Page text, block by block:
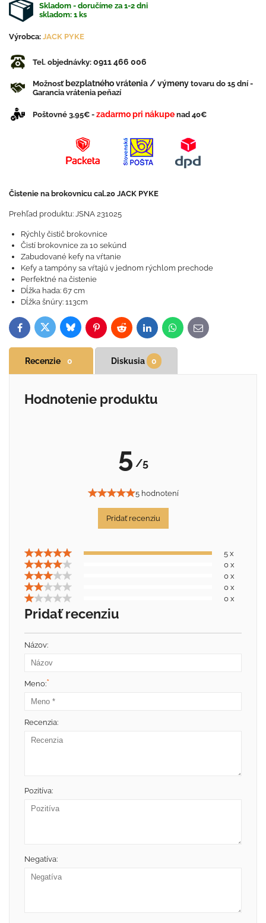
Skladom - doručíme za 1-2 dni
skladom: 1 ks
Výrobca: JACK PYKE
Tel. objednávky: 0911 466 006
Možnosťbezplatného vrátenia / výmeny tovaru do 15 dní -
Garancia vrátenia peňazí
Poštovné 3,95€ - zadarmo pri nákupe nad 40€
Čistenie na brokovnicu cal.20 JACK PYKE
Prehľad produktu: JSNA 231025
Rýchly čistič brokovnice
Čistí brokovnice za 10 sekúnd
Zabudované kefy na vŕtanie
Kefy a tampóny sa vŕtajú v jednom rýchlom prechode
Perfektné na čistenie
Dĺžka hada: 67 cm
Dĺžka šnúry: 113cm
FacebookTwitterBlueskyPinterestReddit LinkedInWhatsApp
E-
mail
Recenzie 0 Diskusia 0
Hodnotenie produktu
5 /5
5 hodnotení
Pridať recenziu
5 x
0 x
0 x
0 x
0 x
Pridať recenziu
Názov:
Meno:*
Recenzia:
Pozitíva:
Negatíva: